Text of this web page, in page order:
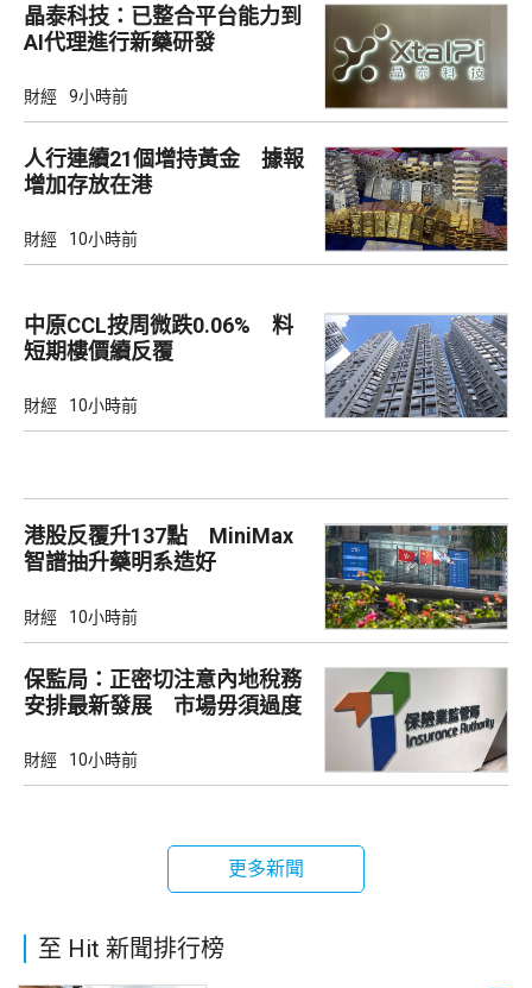
晶泰科技：已整合平台能力到
AI代理進行新藥研發
財經 9小時前
人行連續21個增持黃金 據報
增加存放在港
財經 10小時前
中原CCL按周微跌0.06% 料
短期樓價續反覆
財經 10小時前
港股反覆升137點 MiniMax
智譜抽升藥明系造好
財經 10小時前
保監局：正密切注意內地稅務
安排最新發展 市場毋須過度
財經 10小時前
更多新聞
至 Hit 新聞排行榜